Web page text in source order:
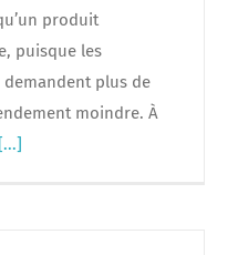
produit
puisque les
plus de
moindre. À
[...]